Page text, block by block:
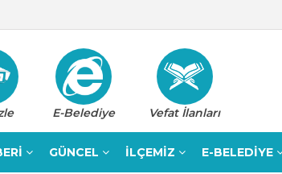
E-Belediye Vefat İlanları
GÜNCEL İLÇEMİZ E-BELEDİYE